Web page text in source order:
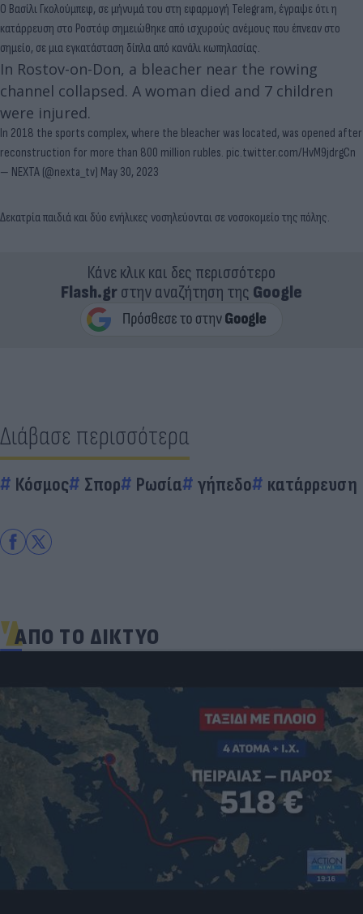
Ο Βασίλι Γκολούμπεφ, σε μήνυμά του στη εφαρμογή Telegram, έγραψε ότι η
κατάρρευση στο Ροστόφ σημειώθηκε από ισχυρούς ανέμους που έπνεαν στο
σημείο, σε μια εγκατάσταση δίπλα από κανάλι κωπηλασίας.
In Rostov-on-Don, a bleacher near the rowing
channel collapsed. A woman died and 7 children
were injured.
In 2018 the sports complex, where the bleacher was located, was opened after
reconstruction for more than 800 million rubles. pic.twitter.com/HvM9jdrgCn
— NEXTA (@nexta_tv) May 30, 2023
Δεκατρία παιδιά και δύο ενήλικες νοσηλεύονται σε νοσοκομείο της πόλης.
Κάνε κλικ και δες περισσότερο
Flash.grστην αναζήτηση της Google
Διάβασε περισσότερα
Κόσμος Σπορ Ρωσία γήπεδο κατάρρευση
ΑΠΟ ΤΟ ΔΙΚΤΥΟ
Skin dysmorphia: Όταν η εμμονή με το «τέλειο»
δέρμα αποτελεί πρόβλημα ψυχικής υγείας